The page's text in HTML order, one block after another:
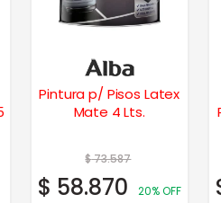
Promar Latex
Profesionales Interior
$94.006
$ 75.205 20% OFF